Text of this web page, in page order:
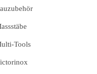
Tools